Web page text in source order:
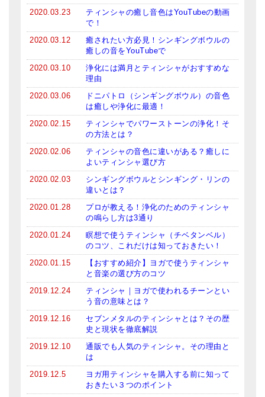
2020.03.23
ティンシャの癒し音色はYouTubeの動画
で！
2020.03.12
癒されたい方必見！シンギングボウルの
癒しの音をYouTubeで
2020.03.10
浄化には満月とティンシャがおすすめな
理由
2020.03.06
ドニパトロ（シンギングボウル）の音色
は癒しや浄化に最適！
2020.02.15
ティンシャでパワーストーンの浄化！そ
の方法とは？
2020.02.06
ティンシャの音色に違いがある？癒しに
よいティンシャ選び方
2020.02.03
シンギングボウルとシンギング・リンの
違いとは？
2020.01.28
プロが教える！浄化のためのティンシャ
の鳴らし方は3通り
2020.01.24
瞑想で使うティンシャ（チベタンベル）
のコツ、これだけは知っておきたい！
2020.01.15
【おすすめ紹介】ヨガで使うティンシャ
と音楽の選び方のコツ
2019.12.24
ティンシャ｜ヨガで使われるチーンとい
う音の意味とは？
2019.12.16
セブンメタルのティンシャとは？その歴
史と現状を徹底解説
2019.12.10
通販でも人気のティンシャ。その理由と
は
2019.12.5
ヨガ用ティンシャを購入する前に知って
おきたい３つのポイント